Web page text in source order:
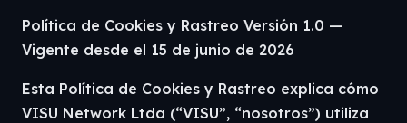
Política de Cookies y Rastreo Versión 1.0 —
Vigente desde el 15 de junio de 2026
Esta Política de Cookies y Rastreo explica cómo
VISU Network Ltda (“VISU”, “nosotros”) utiliza